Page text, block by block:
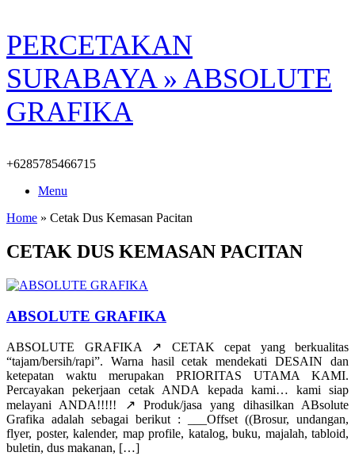
Skip
to
content
PERCETAKAN
SURABAYA » ABSOLUTE
GRAFIKA
+6285785466715
Menu
Home » Cetak Dus Kemasan Pacitan
CETAK DUS KEMASAN PACITAN
ABSOLUTE GRAFIKA
ABSOLUTE GRAFIKA ↗️ CETAK cepat yang berkualitas
“tajam/bersih/rapi”. Warna hasil cetak mendekati DESAIN dan
ketepatan waktu merupakan PRIORITAS UTAMA KAMI.
Percayakan pekerjaan cetak ANDA kepada kami… kami siap
melayani ANDA!!!!! ↗️ Produk/jasa yang dihasilkan ABsolute
Grafika adalah sebagai berikut : ___Offset ((Brosur, undangan,
flyer, poster, kalender, map profile, katalog, buku, majalah, tabloid,
buletin, dus makanan, […]